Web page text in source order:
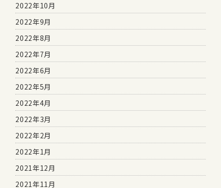
2022年10月
2022年9月
2022年8月
2022年7月
2022年6月
2022年5月
2022年4月
2022年3月
2022年2月
2022年1月
2021年12月
2021年11月